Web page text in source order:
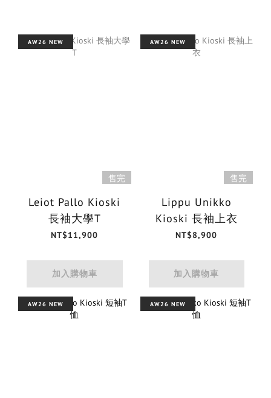
AW26 NEW
售完
Leiot Pallo Kioski
長袖大學T
NT$11,900
加入購物車
AW26 NEW
售完
Lippu Unikko
Kioski 長袖上衣
NT$8,900
加入購物車
AW26 NEW AW26 NEW